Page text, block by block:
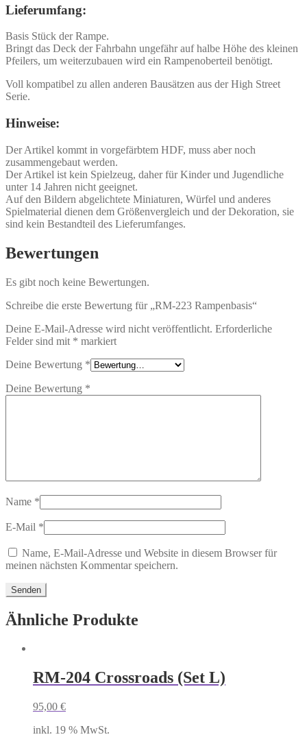
Lieferumfang:
Basis Stück der Rampe.
Bringt das Deck der Fahrbahn ungefähr auf halbe Höhe des kleinen
Pfeilers, um weiterzubauen wird ein Rampenoberteil benötigt.
Voll kompatibel zu allen anderen Bausätzen aus der High Street
Serie.
Hinweise:
Der Artikel kommt in vorgefärbtem HDF, muss aber noch
zusammengebaut werden.
Der Artikel ist kein Spielzeug, daher für Kinder und Jugendliche
unter 14 Jahren nicht geeignet.
Auf den Bildern abgelichtete Miniaturen, Würfel und anderes
Spielmaterial dienen dem Größenvergleich und der Dekoration, sie
sind kein Bestandteil des Lieferumfanges.
Bewertungen
Es gibt noch keine Bewertungen.
Schreibe die erste Bewertung für „RM-223 Rampenbasis“
Deine E-Mail-Adresse wird nicht veröffentlicht. Erforderliche
Felder sind mit * markiert
Deine Bewertung *
Deine Bewertung *
Name *
E-Mail *
Name, E-Mail-Adresse und Website in diesem Browser für
meinen nächsten Kommentar speichern.
Ähnliche Produkte
RM-204 Crossroads (Set L)
95,00 €
inkl. 19 % MwSt.